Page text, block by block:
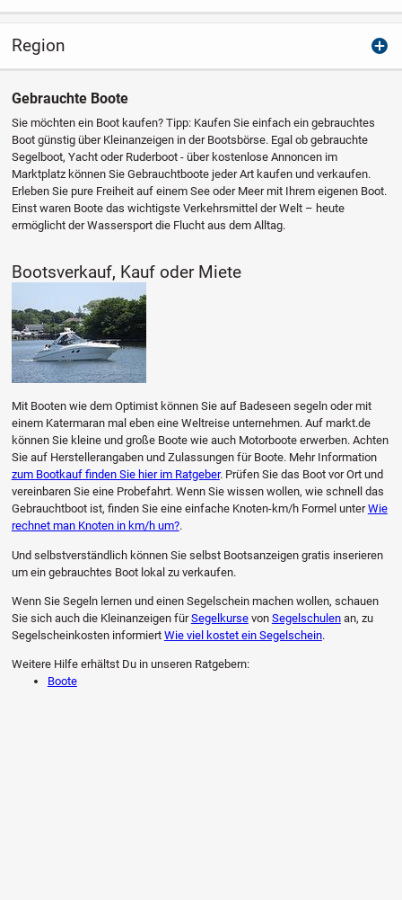
Region
Gebrauchte Boote
Sie möchten ein Boot kaufen? Tipp: Kaufen Sie einfach ein gebrauchtes
Boot günstig über Kleinanzeigen in der Bootsbörse. Egal ob gebrauchte
Segelboot, Yacht oder Ruderboot - über kostenlose Annoncen im
Marktplatz können Sie Gebrauchtboote jeder Art kaufen und verkaufen.
Erleben Sie pure Freiheit auf einem See oder Meer mit Ihrem eigenen Boot.
Einst waren Boote das wichtigste Verkehrsmittel der Welt – heute
ermöglicht der Wassersport die Flucht aus dem Alltag.
Bootsverkauf, Kauf oder Miete
Mit Booten wie dem Optimist können Sie auf Badeseen segeln oder mit
einem Katermaran mal eben eine Weltreise unternehmen. Auf markt.de
können Sie kleine und große Boote wie auch Motorboote erwerben. Achten
Sie auf Herstellerangaben und Zulassungen für Boote. Mehr Information
zum Bootkauf finden Sie hier im Ratgeber. Prüfen Sie das Boot vor Ort und
vereinbaren Sie eine Probefahrt. Wenn Sie wissen wollen, wie schnell das
Gebrauchtboot ist, finden Sie eine einfache Knoten-km/h Formel unterWie
rechnet man Knoten in km/h um?.
Und selbstverständlich können Sie selbst Bootsanzeigen gratis inserieren
um ein gebrauchtes Boot lokal zu verkaufen.
Wenn Sie Segeln lernen und einen Segelschein machen wollen, schauen
Sie sich auch die Kleinanzeigen fürSegelkursevon Segelschulenan, zu
Segelscheinkosten informiert Wie viel kostet ein Segelschein.
Weitere Hilfe erhältst Du in unseren Ratgebern:
Boote